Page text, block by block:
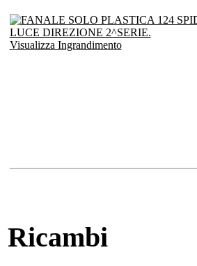
Visualizza Ingrandimento
Ricambi